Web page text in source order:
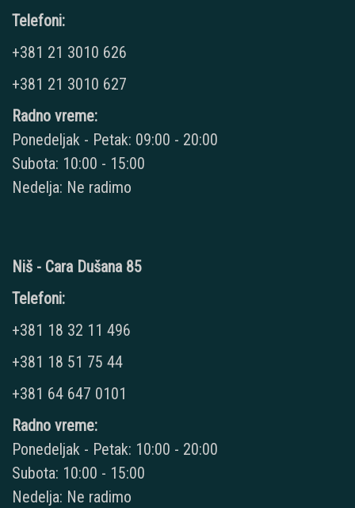
Telefoni:
+381 21 3010 626
+381 21 3010 627
Radno vreme:
Ponedeljak - Petak: 09:00 - 20:00
Subota: 10:00 - 15:00
Nedelja: Ne radimo
Niš - Cara Dušana 85
Telefoni:
+381 18 32 11 496
+381 18 51 75 44
+381 64 647 0101
Radno vreme:
Ponedeljak - Petak: 10:00 - 20:00
Subota: 10:00 - 15:00
Nedelja: Ne radimo